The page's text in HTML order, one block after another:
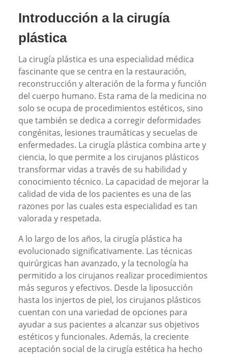
Introducción a la cirugía
plástica
La cirugía plástica es una especialidad médica
fascinante que se centra en la restauración,
reconstrucción y alteración de la forma y función
del cuerpo humano. Esta rama de la medicina no
solo se ocupa de procedimientos estéticos, sino
que también se dedica a corregir deformidades
congénitas, lesiones traumáticas y secuelas de
enfermedades. La cirugía plástica combina arte y
ciencia, lo que permite a los cirujanos plásticos
transformar vidas a través de su habilidad y
conocimiento técnico. La capacidad de mejorar la
calidad de vida de los pacientes es una de las
razones por las cuales esta especialidad es tan
valorada y respetada.
A lo largo de los años, la cirugía plástica ha
evolucionado significativamente. Las técnicas
quirúrgicas han avanzado, y la tecnología ha
permitido a los cirujanos realizar procedimientos
más seguros y efectivos. Desde la liposucción
hasta los injertos de piel, los cirujanos plásticos
cuentan con una variedad de opciones para
ayudar a sus pacientes a alcanzar sus objetivos
estéticos y funcionales. Además, la creciente
aceptación social de la cirugía estética ha hecho